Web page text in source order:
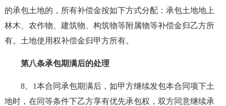
的承包土地的，所有补偿金按如下方式分配：承包土地地上
林木、农作物、建筑物、构筑物等附属物等补偿金归乙方所
有。土地使用权补偿金归甲方所有。
第八条承包期满后的处理
8、1本合同承包期满后，如甲方继续发包本合同项下土
地时，在同等条件下乙方享有优先承包权，双方同意继续承